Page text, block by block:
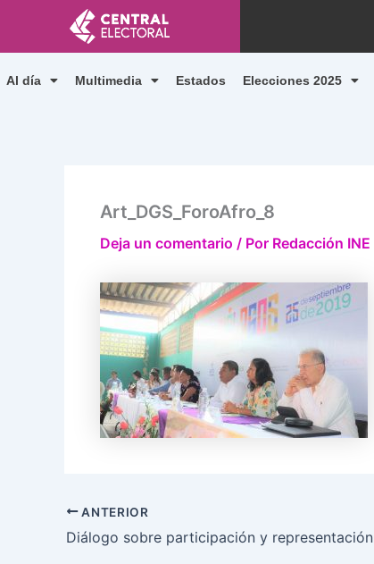
contenido
Al día Multimedia Estados Elecciones 2025
Art_DGS_ForoAfro_8
Deja un comentario / Por Redacción INE
ANTERIOR